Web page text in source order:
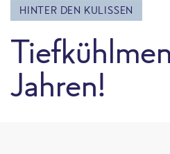
HINTER DEN KULISSEN
Jahren!